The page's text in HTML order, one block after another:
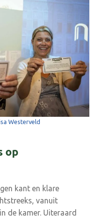
Westerveld
op
kant en klare
vanuit
de kamer. Uiteraard